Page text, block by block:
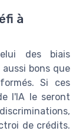
à
des biais
bons que
Si ces
l'IA le seront
de crédits.